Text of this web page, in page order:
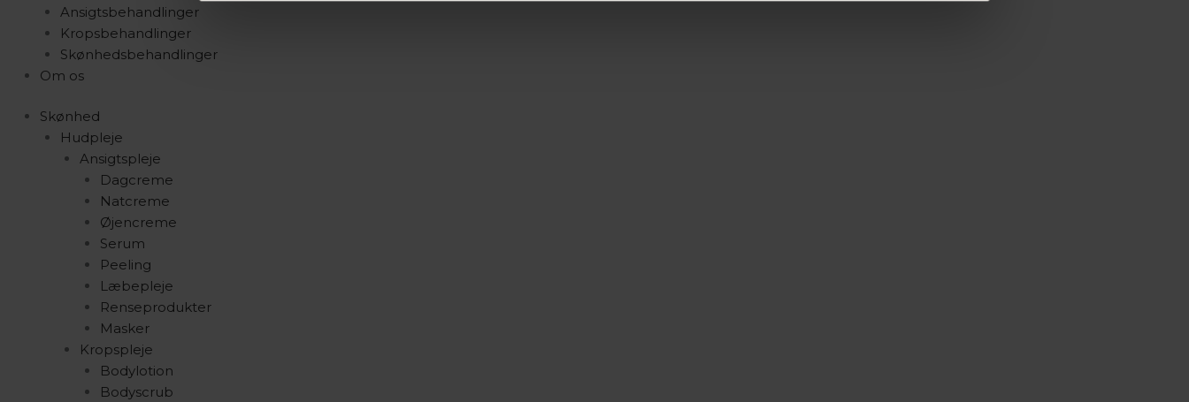
Ansigtsbehandlinger
Kropsbehandlinger
Skønhedsbehandlinger
Om os
Skønhed
Hudpleje
Ansigtspleje
Dagcreme
Natcreme
Øjencreme
Serum
Peeling
Læbepleje
Renseprodukter
Masker
Kropspleje
Bodylotion
Bodyscrub